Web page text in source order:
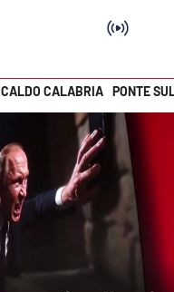
CALDO CALABRIA PONTE